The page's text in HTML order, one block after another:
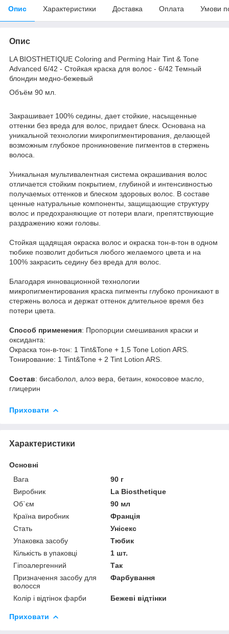
Опис Характеристики Доставка Оплата Умови
Опис
LA BIOSTHETIQUE Coloring and Perming Hair Tint & Tone
Advanced 6/42 - Стойкая краска для волос - 6/42 Темный
блондин медно-бежевый
Объём 90 мл.
Закрашивает 100% седины, дает стойкие, насыщенные
оттенки без вреда для волос, придает блеск. Основана на
уникальной технологии микропигментирования, делающей
возможным глубокое проникновение пигментов в стержень
волоса.
Уникальная мультивалентная система окрашивания волос
отличается стойким покрытием, глу­биной и интенсивностью
получаемых оттенков и блеском здоровых волос. В составе
ценные натуральные компоненты, защищающие структуру
волос и предохраняющие от потери влаги, препятствующие
раздражению кожи головы.
Стойкая щадящая окраска волос и окраска тон-в-тон в одном
тюбике позволит добиться любого желаемого цвета и на
100% закрасить седину без вреда для волос.
Благодаря инновационной технологии
микропигментирования краска пигменты глубоко проникают в
стержень волоса и держат оттенок длительное время без
потери цвета.
Способ применения: Пропорции смешивания краски и
оксиданта:
Окра­ска тон-в-тон: 1 Tint&Tone + 1,5 Tone Lotion ARS.
Тони­рование: 1 Tint&Tone + 2 Tint Lotion ARS.
Состав: бисаболол, алоэ вера, бетаин, кокосовое масло,
глицерин
Приховати
Характеристики
Основні
Вага
90 г
Виробник
La Biosthetique
Об`єм
90 мл
Країна виробник
Франція
Стать
Унісекс
Упаковка засобу
Тюбик
Кількість в упаковці
1 шт.
Гіпоалергенний
Так
Призначення засобу для
волосся
Фарбування
Колір і відтінок фарби Бежеві відтінки
Приховати